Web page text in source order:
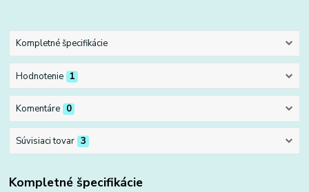
Kompletné špecifikácie
Hodnotenie 1
Komentáre 0
Súvisiaci tovar 3
Kompletné špecifikácie